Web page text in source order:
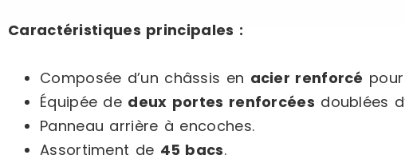
Caractéristiques principales :
Composée d’un châssis en acier renforcé
Équipée de deux portes renforcées doublées
Panneau arrière à encoches.
Assortiment de 45 bacs.